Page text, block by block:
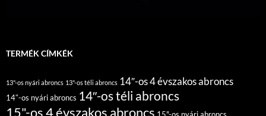
TERMÉK CÍMKÉK
13"-os nyári abroncs 13"-os téli abroncs 14″-os 4 évszakos abroncs
14″-os nyári abroncs 14″-os téli abroncs
15"-os 4 évszakos abroncs 15"-os nyári abroncs